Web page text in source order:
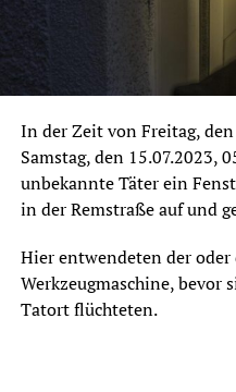
In der Zeit von Freitag,
Samstag, den 15.07.2023,
unbekannte Täter ein
in der Remstraße auf und
Hier entwendeten der
Werkzeugmaschine, bevor
Tatort flüchteten.